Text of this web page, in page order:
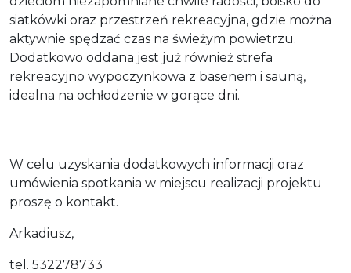
siatkówki oraz przestrzeń rekreacyjna, gdzie można
aktywnie spędzać czas na świeżym powietrzu.
Dodatkowo oddana jest już również strefa
rekreacyjno wypoczynkowa z basenem i sauną,
idealna na ochłodzenie w gorące dni.
W celu uzyskania dodatkowych informacji oraz
umówienia spotkania w miejscu realizacji projektu
proszę o kontakt.
Arkadiusz,
tel. 532278733